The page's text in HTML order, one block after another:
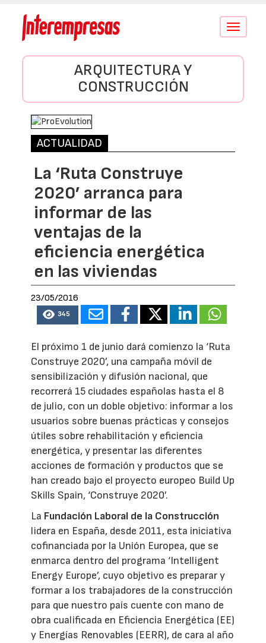
Conmutar
ARQUITECTURA Y
CONSTRUCCIÓN
ACTUALIDAD
La ‘Ruta Construye
2020’ arranca para
informar de las
ventajas de la
eficiencia energética
en las viviendas
23/05/2016
345
El próximo 1 de junio dará comienzo la ‘Ruta
Construye 2020’, una campaña móvil de
sensibilización y difusión nacional, que
recorrerá 15 ciudades españolas hasta el 8
de julio, con un doble objetivo: informar a los
usuarios sobre buenas prácticas y consejos
útiles sobre rehabilitación y eficiencia
energética, y presentar las diferentes
acciones de formación y productos que se
han creado bajo el proyecto europeo Build Up
Skills Spain, ‘Construye 2020’.
La Fundación Laboral de la Construcción
lidera en España, desde 2011, esta iniciativa
cofinanciada por la Unión Europea, que se
enmarca dentro del programa ‘Intelligent
Energy Europe’, cuyo objetivo es preparar y
formar a los trabajadores de la construcción
para que nuestro país cuente con mano de
obra cualificada en Eficiencia Energética (EE)
y Energías Renovables (EERR), de cara al año